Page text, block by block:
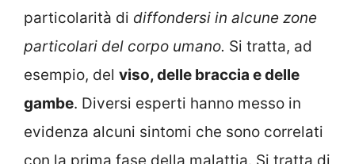
particolarità di diffondersi in alcune zone
particolari del corpo umano. Si tratta, ad
esempio, del viso, delle braccia e delle
gambe. Diversi esperti hanno messo in
evidenza alcuni sintomi che sono correlati